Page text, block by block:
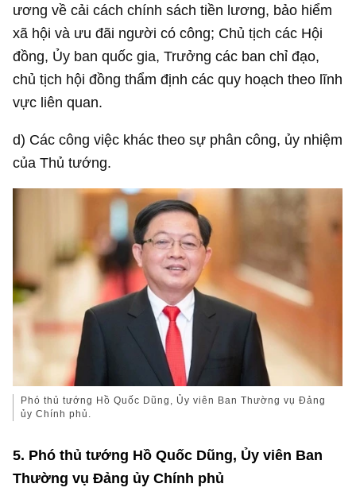
ương về cải cách chính sách tiền lương, bảo hiểm
xã hội và ưu đãi người có công; Chủ tịch các Hội
đồng, Ủy ban quốc gia, Trưởng các ban chỉ đạo,
chủ tịch hội đồng thẩm định các quy hoạch theo lĩnh
vực liên quan.
d) Các công việc khác theo sự phân công, ủy nhiệm
của Thủ tướng.
Phó thủ tướng Hồ Quốc Dũng, Ủy viên Ban Thường vụ Đảng
ủy Chính phủ.
5. Phó thủ tướng Hồ Quốc Dũng, Ủy viên Ban
Thường vụ Đảng ủy Chính phủ